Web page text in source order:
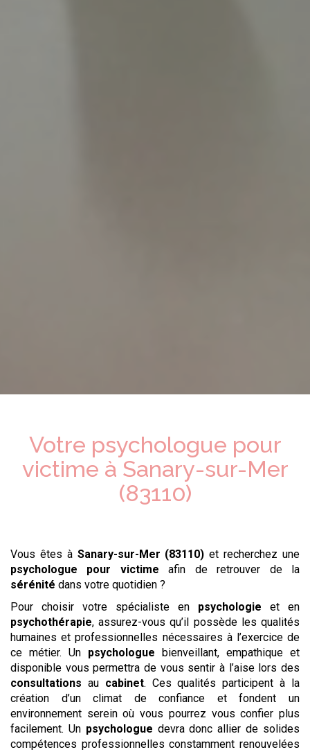
Votre psychologue pour
victime à Sanary-sur-Mer
(83110)
Vous êtes à Sanary-sur-Mer (83110) et recherchez une
psychologue pour victime
afin de retrouver de la
sérénité dans votre quotidien ?
Pour choisir votre spécialiste en psychologie et en
psychothérapie, assurez-vous qu’il possède les qualités
humaines et professionnelles nécessaires à l’exercice de
ce métier. Un psychologue bienveillant, empathique et
disponible vous permettra de vous sentir à l’aise lors des
consultations au cabinet. Ces qualités participent à la
création d’un climat de confiance et fondent un
environnement serein où vous pourrez vous confier plus
facilement. Un psychologue devra donc allier de solides
compétences professionnelles constamment renouvelées